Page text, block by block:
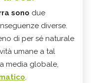
sono due
diverse.
di per sé naturale
umane a tal
media globale,
.